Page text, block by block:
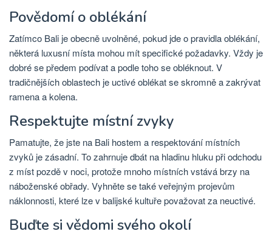
Povědomí o oblékání
Zatímco Bali je obecně uvolněné, pokud jde o pravidla oblékání,
některá luxusní místa mohou mít specifické požadavky. Vždy je
dobré se předem podívat a podle toho se obléknout. V
tradičnějších oblastech je uctivé oblékat se skromně a zakrývat
ramena a kolena.
Respektujte místní zvyky
Pamatujte, že jste na Bali hostem a respektování místních
zvyků je zásadní. To zahrnuje dbát na hladinu hluku při odchodu
z míst pozdě v noci, protože mnoho místních vstává brzy na
náboženské obřady. Vyhněte se také veřejným projevům
náklonnosti, které lze v balijské kultuře považovat za neuctivé.
Buďte si vědomi svého okolí